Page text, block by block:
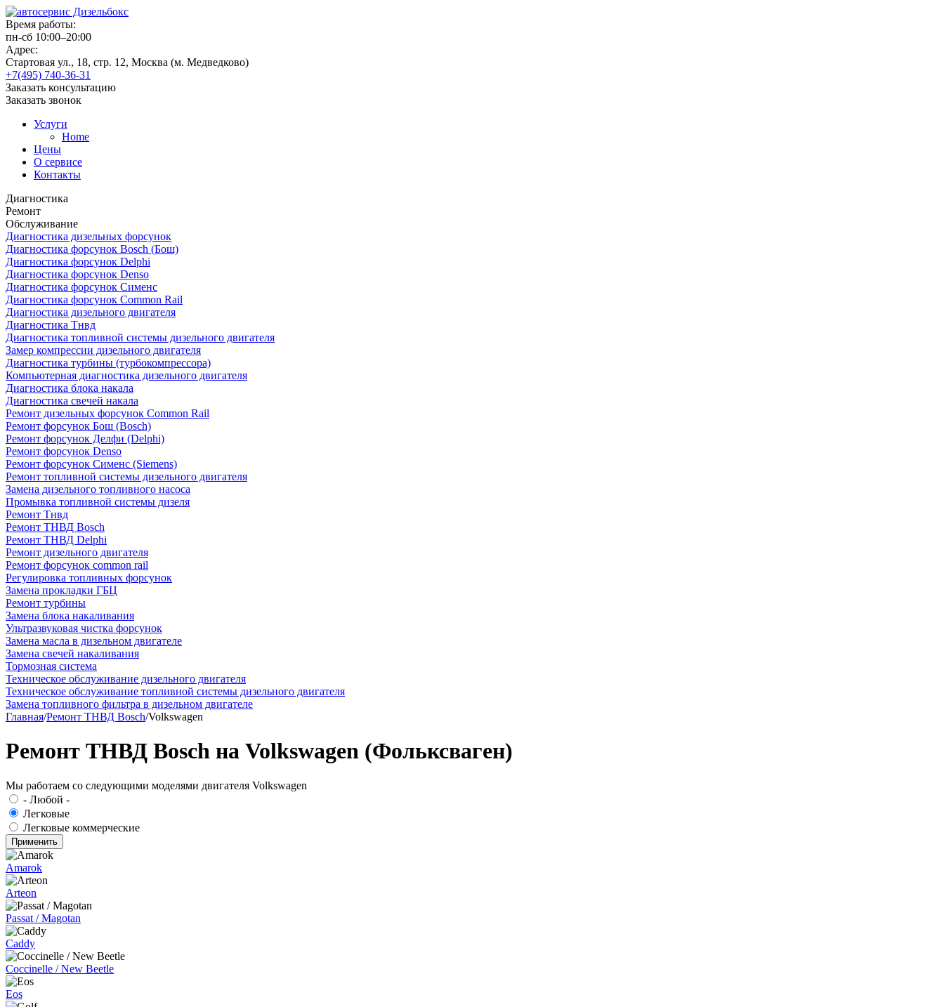
Время работы:
пн-сб 10:00–20:00
Адрес:
Стартовая ул., 18, стр. 12, Москва (м. Медведково)
+7(495) 740-36-31
Заказать консультацию
Заказать звонок
Услуги
Home
Цены
О сервисе
Контакты
Диагностика
Ремонт
Обслуживание
Диагностика дизельных форсунок
Диагностика форсунок Bosch (Бош)
Диагностика форсунок Delphi
Диагностика форсунок Denso
Диагностика форсунок Сименс
Диагностика форсунок Common Rail
Диагностика дизельного двигателя
Диагностика Тнвд
Диагностика топливной системы дизельного двигателя
Замер компрессии дизельного двигателя
Диагностика турбины (турбокомпрессора)
Компьютерная диагностика дизельного двигателя
Диагностика блока накала
Диагностика свечей накала
Ремонт дизельных форсунок Common Rail
Ремонт форсунок Бош (Bosch)
Ремонт форсунок Делфи (Delphi)
Ремонт форсунок Denso
Ремонт форсунок Сименс (Siemens)
Ремонт топливной системы дизельного двигателя
Замена дизельного топливного насоса
Промывка топливной системы дизеля
Ремонт Тнвд
Ремонт ТНВД Bosch
Ремонт ТНВД Delphi
Ремонт дизельного двигателя
Ремонт форсунок common rail
Регулировка топливных форсунок
Замена прокладки ГБЦ
Ремонт турбины
Замена блока накаливания
Ультразвуковая чистка форсунок
Замена масла в дизельном двигателе
Замена свечей накаливания
Тормозная система
Техническое обслуживание дизельного двигателя
Техническое обслуживание топливной системы дизельного двигателя
Замена топливного фильтра в дизельном двигателе
Главная/Ремонт ТНВД Bosch/Volkswagen
Ремонт ТНВД Bosch на Volkswagen (Фольксваген)
Мы работаем со следующими моделями двигателя Volkswagen
- Любой -
Легковые
Легковые коммерческие
Amarok
Arteon
Passat / Magotan
Caddy
Coccinelle / New Beetle
Eos